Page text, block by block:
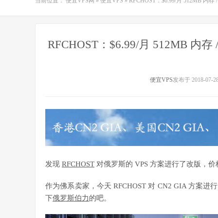
RFCHOST：$6.99/月 512MB 内
便宜VPS发布于 2018-07-
发现 RFCHOST 对俄罗斯的 VPS 方案进行了改版，
作为佛系卖家，今天 RFCHOST 对 CN2 GIA 方案进
下俄罗斯伯力的吧。